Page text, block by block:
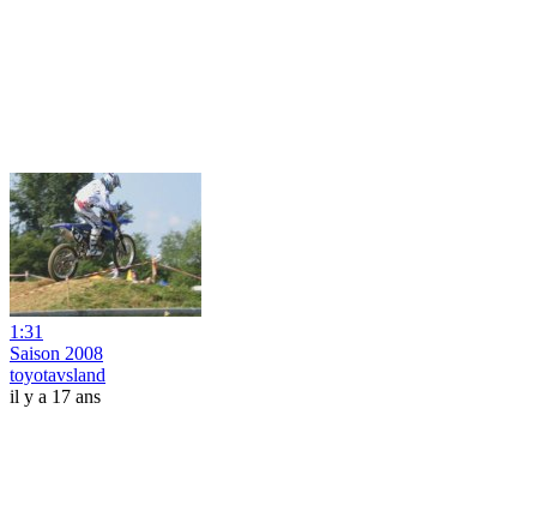
1:31
Saison 2008
toyotavsland
il y a 17 ans